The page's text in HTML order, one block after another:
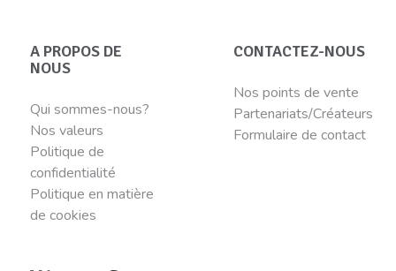
A PROPOS DE
NOUS
Qui sommes-nous?
Nos valeurs
Politique de
confidentialité
Politique en matière
de cookies
CONTACTEZ-NOUS
Nos points de vente
Partenariats/Créateurs
Formulaire de contact